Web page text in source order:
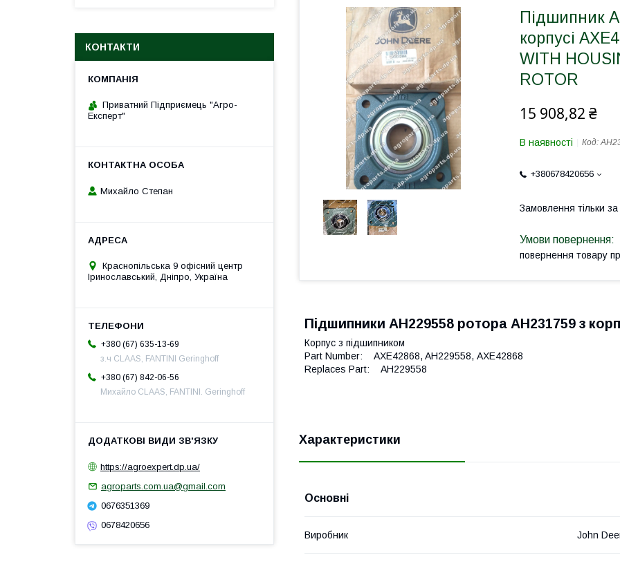
Підшипник
корпусі
WITH
ROTOR
15 908,82 ₴
В наявності Код:
+380678420656
Замовлення тільки
повернення товару
Підшипники AH229558 ротора AH231759 з
Корпус з підшипником
Part Number: AXE42868, AH229558, АХЕ42868
Replaces Part: АН229558
Характеристики
Основні
Виробник John
КОНТАКТИ
Приватний Підприємець "Агро-
Експерт"
Михайло Степан
Краснопільська 9 офісний центр
Іринославський, Дніпро, Україна
+380 (67) 635-13-69
з.ч CLAAS, FANTINI Geringhoff
+380 (67) 842-06-56
Михайло CLAAS, FANTINI. Geringhoff
https://agroexpert.dp.ua/
agroparts.com.ua@gmail.com
0676351369
0678420656